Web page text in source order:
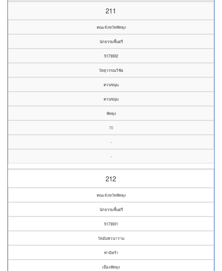
211
คณะจังหวัดพัทลุง
นักธรรมชั้นตรี
5173002
วัดสุวรรณวิชัย
ควนขนุน
ควนขนุน
พัทลุง
70
-
-
212
คณะจังหวัดพัทลุง
นักธรรมชั้นตรี
5173001
วัดอัมพวนาราม
ท่ามิหรำ
เมืองพัทลุง